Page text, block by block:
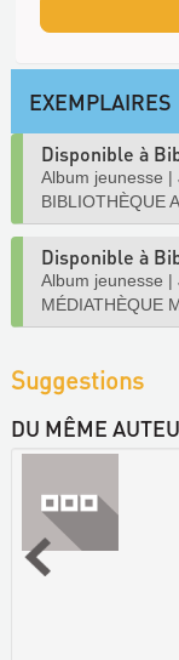
EXEMPLAIRES
Disponible à
Album jeunesse |
BIBLIOTHÈQUE
Disponible à
Album jeunesse |
MÉDIATHÈQUE
Suggestions
DU MÊME